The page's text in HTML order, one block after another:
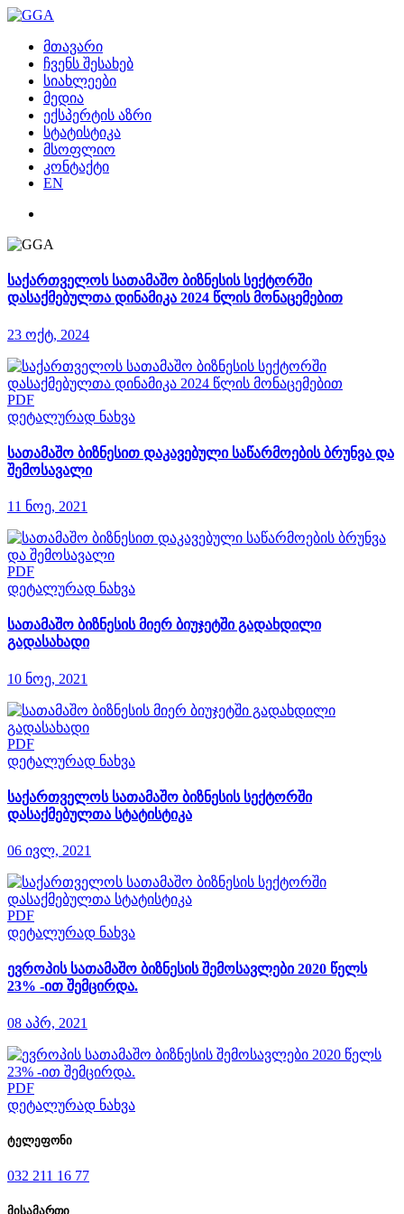
მთავარი
ჩვენს შესახებ
სიახლეები
მედია
ექსპერტის აზრი
სტატისტიკა
მსოფლიო
კონტაქტი
EN
საქართველოს სათამაშო ბიზნესის სექტორში
დასაქმებულთა დინამიკა 2024 წლის მონაცემებით
23 ოქტ, 2024
PDF
დეტალურად ნახვა
სათამაშო ბიზნესით დაკავებული საწარმოების ბრუნვა და
შემოსავალი
11 ნოე, 2021
PDF
დეტალურად ნახვა
სათამაშო ბიზნესის მიერ ბიუჯეტში გადახდილი
გადასახადი
10 ნოე, 2021
PDF
დეტალურად ნახვა
საქართველოს სათამაშო ბიზნესის სექტორში
დასაქმებულთა სტატისტიკა
06 ივლ, 2021
PDF
დეტალურად ნახვა
ევროპის სათამაშო ბიზნესის შემოსავლები 2020 წელს
23% -ით შემცირდა.
08 აპრ, 2021
PDF
დეტალურად ნახვა
ტელეფონი
032 211 16 77
მისამართი